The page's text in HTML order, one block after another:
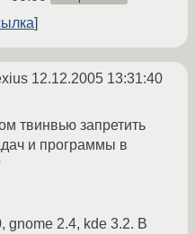
12.12.2005 13:31:40
твинвью запретить
и программы в
gnome 2.4, kde 3.2. В